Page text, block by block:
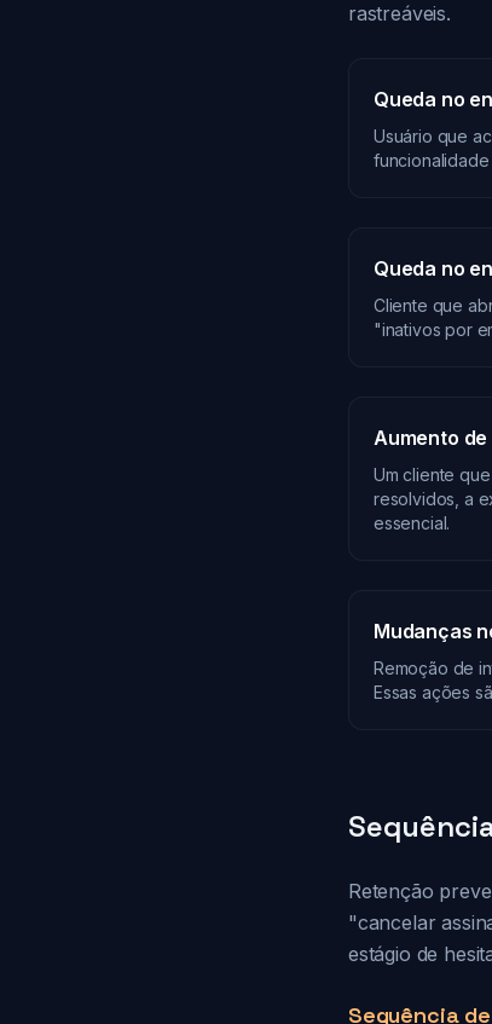
rastreáveis.
Queda no
Usuário que
Queda no
Cliente que
"inativos por
Aumento
Um cliente
resolvidos, a
essencial.
Mudanças
Remoção de
Essas ações
Retenção
"cancelar
estágio de
Sequência